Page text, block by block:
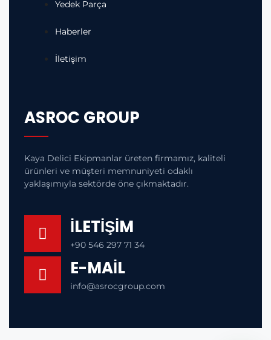
Yedek Parça
Haberler
İletişim
ASROC GROUP
Kaya Delici Ekipmanlar üreten firmamız, kaliteli
ürünleri ve müşteri memnuniyeti odaklı
yaklaşımıyla sektörde öne çıkmaktadır.
İLETİŞİM
+90 546 297 71 34
E-MAIL
info@asrocgroup.com